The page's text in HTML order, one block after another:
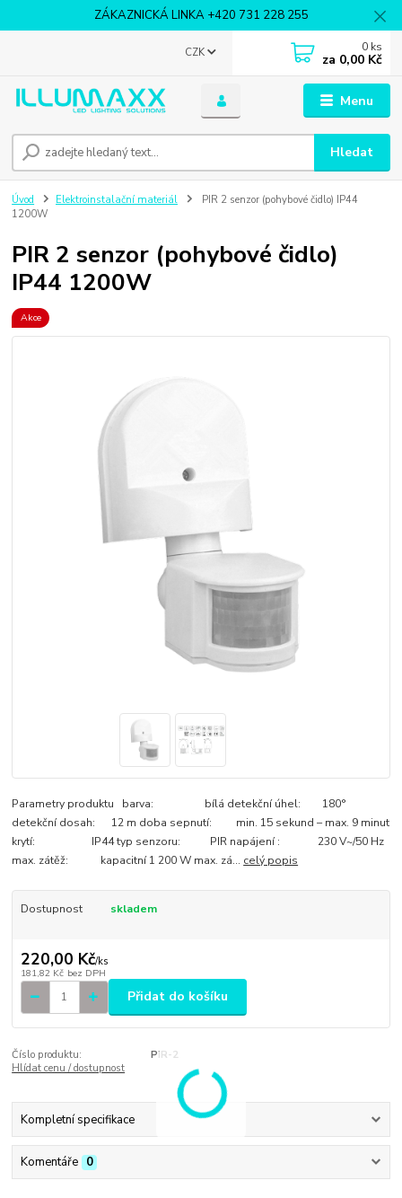
ZÁKAZNICKÁ LINKA +420 731 228 255
Menu
CZK
Hledat
0 ks
za 0,00 Kč
Úvod Elektroinstalační materiál
PIR 2 senzor (pohybové čidlo) IP44
1200W
PIR 2 senzor (pohybové čidlo)
IP44 1200W
Akce
Parametry produktu barva: bílá detekční úhel: 180°
detekční dosah: 12 m doba sepnutí: min. 15 sekund – max. 9 minut
krytí: IP44 typ senzoru: PIR napájení : 230 V~/50 Hz
max. zátěž: kapacitní 1 200 W max. zá... celý popis
Dostupnost skladem
220,00 Kč/ks
181,82 Kč bez DPH
Přidat do košíku
Číslo produktu:
PIR-2
Hlídat cenu / dostupnost
Kompletní specifikace
Komentáře 0